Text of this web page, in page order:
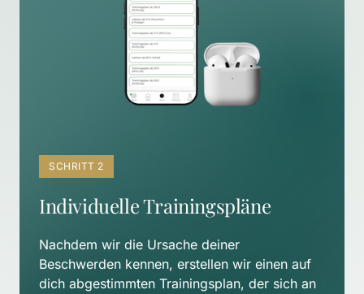
SCHRITT 2
Individuelle Trainingspläne
Nachdem wir die Ursache deiner
Beschwerden kennen, erstellen wir einen auf
dich abgestimmten Trainingsplan, der sich an